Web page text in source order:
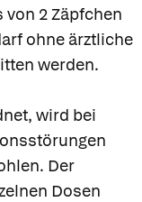
2 Zäpfchen
ohne ärztliche
werden.
wird bei
Der
Dosen